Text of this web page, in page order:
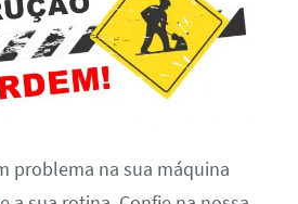
problema na sua máquina